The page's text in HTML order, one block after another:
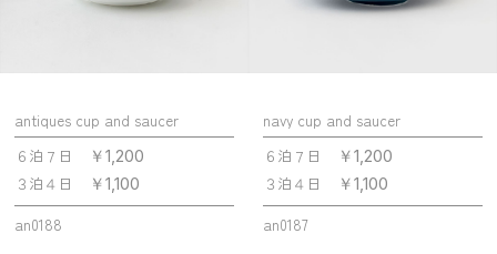
antiques cup and saucer
６泊７日
￥1,200
３泊４日 ￥1,100
an0188
navy cup and saucer
６泊７日
￥1,200
３泊４日 ￥1,100
an0187